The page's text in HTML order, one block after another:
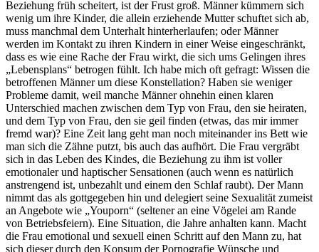
Beziehung früh scheitert, ist der Frust groß. Männer kümmern sich
wenig um ihre Kinder, die allein erziehende Mutter schuftet sich ab,
muss manchmal dem Unterhalt hinterherlaufen; oder Männer
werden im Kontakt zu ihren Kindern in einer Weise eingeschränkt,
dass es wie eine Rache der Frau wirkt, die sich ums Gelingen ihres
„Lebensplans“ betrogen fühlt. Ich habe mich oft gefragt: Wissen die
betroffenen Männer um diese Konstellation? Haben sie weniger
Probleme damit, weil manche Männer ohnehin einen klaren
Unterschied machen zwischen dem Typ von Frau, den sie heiraten,
und dem Typ von Frau, den sie geil finden (etwas, das mir immer
fremd war)? Eine Zeit lang geht man noch miteinander ins Bett wie
man sich die Zähne putzt, bis auch das aufhört. Die Frau vergräbt
sich in das Leben des Kindes, die Beziehung zu ihm ist voller
emotionaler und haptischer Sensationen (auch wenn es natürlich
anstrengend ist, unbezahlt und einem den Schlaf raubt). Der Mann
nimmt das als gottgegeben hin und delegiert seine Sexualität zumeist
an Angebote wie „Youporn“ (seltener an eine Vögelei am Rande
von Betriebsfeiern). Eine Situation, die Jahre anhalten kann. Macht
die Frau emotional und sexuell einen Schritt auf den Mann zu, hat
sich dieser durch den Konsum der Pornografie Wünsche und